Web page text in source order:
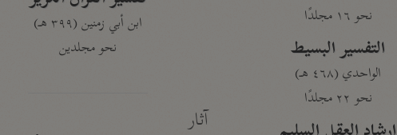
نحو ١٦ مجلدًا
التفسير البسيط
الواحدي (٤٦٨ هـ)
نحو ٢٢ مجلدًا
ابن أبي زمنين (٣٩٩ هـ)
نحو مجلدين
آثار